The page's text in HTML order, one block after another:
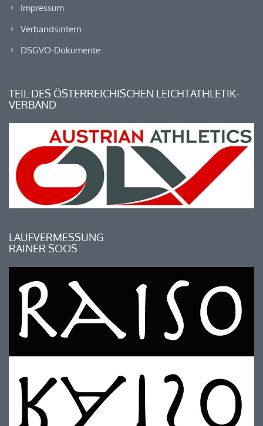
Impressum
Verbandsintern
DSGVO-Dokumente
TEIL DES ÖSTERREICHISCHEN LEICHTATHLETIK-
VERBAND
LAUFVERMESSUNG
RAINER SOOS